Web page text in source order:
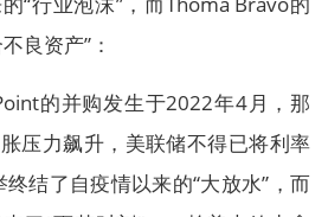
良资产”：
的并购发生于2022年4月，那
压力飙升，美联储不得已将利率
结了自疫情以来的“大放水”，而